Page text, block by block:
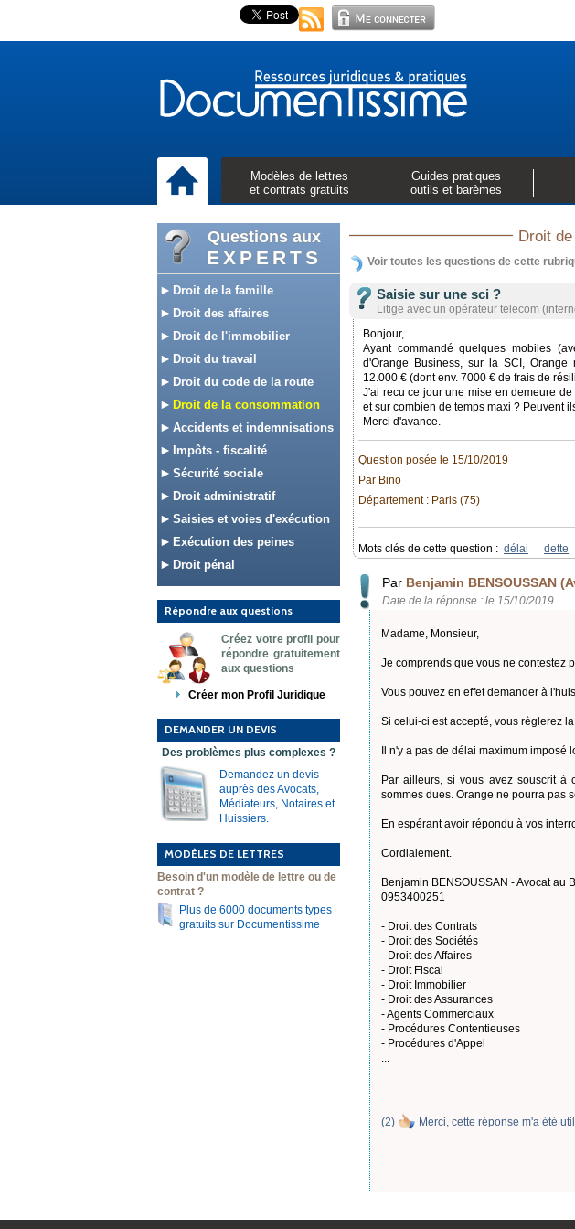
Modèles de lettres
et contrats gratuits
Guides pratiques
outils et barèmes
Questions aux
EXPERTS
Droit de la famille
Droit des affaires
Droit de l'immobilier
Droit du travail
Droit du code de la route
Droit de la consommation
Accidents et indemnisations
Impôts - fiscalité
Sécurité sociale
Droit administratif
Saisies et voies d'exécution
Exécution des peines
Droit pénal
Répondre aux questions
Créez votre profil pour
répondre gratuitement
aux questions
Créer mon Profil Juridique
DEMANDER UN DEVIS
Des problèmes plus complexes ?
Demandez un devis
auprès des Avocats,
Médiateurs, Notaires et
Huissiers.
MODÈLES DE LETTRES
Besoin d'un modèle de lettre ou de
contrat ?
Plus de 6000 documents types
gratuits sur Documentissime
Droit
Voir toutes les questions de cette
Saisie sur une sci ?
Litige avec un opérateur telecom
Bonjour,
Ayant commandé quelques mobiles
d'Orange Business, sur la SCI,
12.000 € (dont env. 7000 € de frais de
J'ai recu ce jour une mise en demeure
et sur combien de temps maxi ? Peuvent
Merci d'avance.
Question posée le 15/10/2019
Par Bino
Département : Paris (75)
Mots clés de cette question : délai dette
Par Benjamin BENSOUSSAN
Date de la réponse : le 15/10/2019
Madame, Monsieur,
Je comprends que vous ne contestez
Vous pouvez en effet demander à
Si celui-ci est accepté, vous règlerez
Il n'y a pas de délai maximum
Par ailleurs, si vous avez souscrit à
sommes dues. Orange ne pourra pas
En espérant avoir répondu à vos
Cordialement.
Benjamin BENSOUSSAN - Avocat au
0953400251
- Droit des Contrats
- Droit des Sociétés
- Droit des Affaires
- Droit Fiscal
- Droit Immobilier
- Droit des Assurances
- Agents Commerciaux
- Procédures Contentieuses
- Procédures d'Appel
...
(2) Merci, cette réponse m'a été